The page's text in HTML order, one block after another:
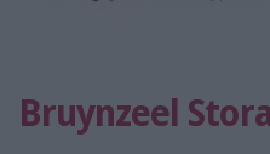
Bruynzeel